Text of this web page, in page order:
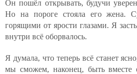
Он пошёл открывать, будучи
Но на пороге стояла его жена.
горящими от ярости глазами. Я
внутри всё оборвалось.
Я думала, что теперь всё станет
мы сможем, наконец, быть вместе